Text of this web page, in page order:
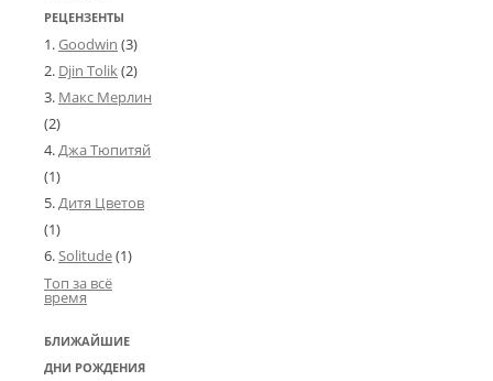
РЕЦЕНЗЕНТЫ
Goodwin (3)
Djin Tolik(2)
Макс Мерлин
(2)
Джа Тюпитяй
(1)
Дитя Цветов
(1)
Solitude(1)
Топ за всё
время
БЛИЖАЙШИЕ
ДНИ РОЖДЕНИЯ